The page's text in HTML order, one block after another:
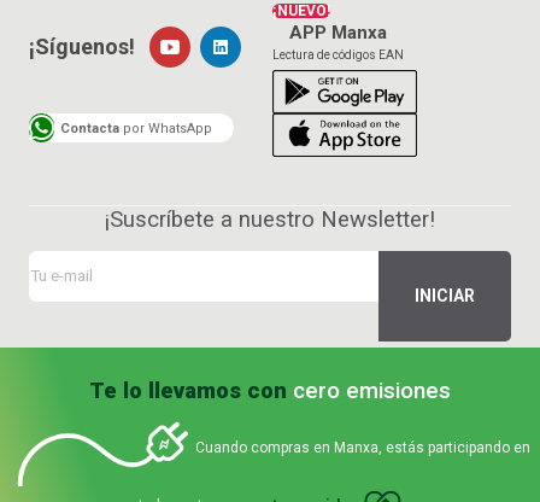
¡NUEVO!
APP Manxa
Lectura de códigos EAN
¡Síguenos!
Contacta por WhatsApp
¡Suscríbete a nuestro Newsletter!
Te lo llevamos con cero emisiones
Cuando compras en Manxa, estás participando en